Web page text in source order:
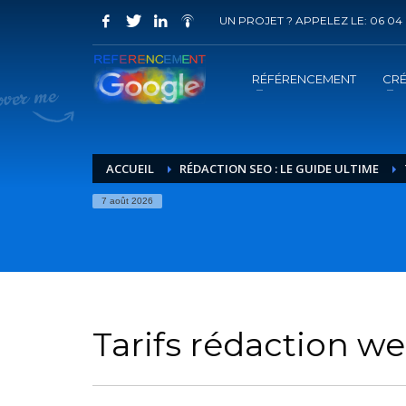
COMMENT ACHETER UN PRESTATION
1 Choisir la prestation
Vous recevrez sous 5 jours ouvrés un mail de
UN PROJET ? APPELEZ LE: 06 04
RÉFÉRENCEMENT
ACCUEIL RÉDACTION SEO : LE GUIDE ULTIME
7 août 2026
Tarifs rédaction